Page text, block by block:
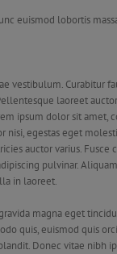
euismod lobortis
vestibulum. Curabitur
laoreet
ipsum dolor sit amet,
nisi, egestas eget
auctor varius. Fusce
pulvinar.
in laoreet.
magna eget
quis, euismod quis
Donec vitae nibh